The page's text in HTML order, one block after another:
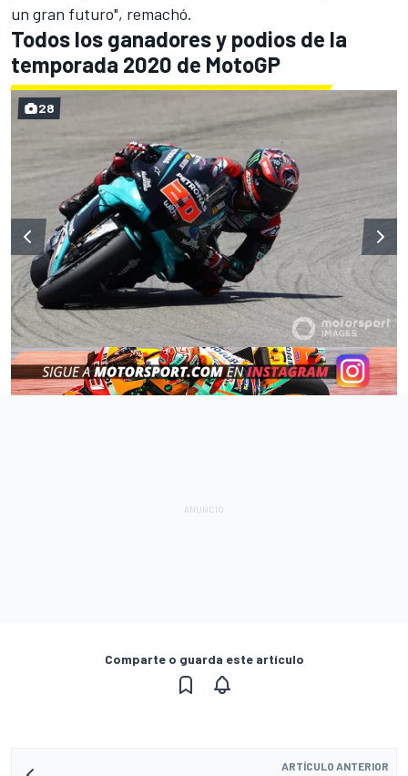
un gran futuro", remachó.
Todos los ganadores y podios de la
temporada 2020 de MotoGP
28
Comparte o guarda este artículo
ARTÍCULO ANTERIOR